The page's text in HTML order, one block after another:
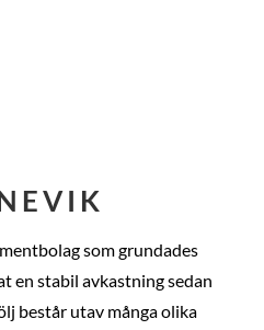
som grundades
en stabil avkastning sedan
består utav många olika